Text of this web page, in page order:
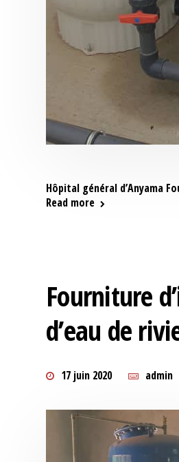
Hôpital général d’Anyama
Read more
Fourniture
d’eau de
17 juin 2020 admin